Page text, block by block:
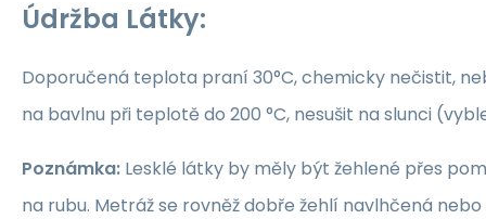
Údržba Látky:
Doporučená teplota praní 30°C, chemicky nečistit,
na bavlnu při teplotě do 200 °C, nesušit na slunci
Poznámka: Lesklé látky by měly být žehlené přes
na rubu. Metráž se rovněž dobře žehlí navlhčená